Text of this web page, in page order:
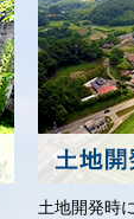
土地開発時